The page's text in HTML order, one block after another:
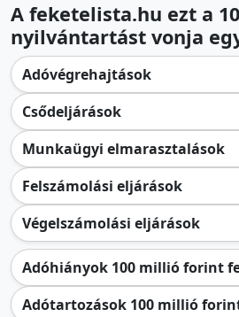
A feketelista.hu ezt a
nyilvántartást vonja
Adóvégrehajtások
Csődeljárások
Munkaügyi elmarasztalások
Felszámolási eljárások
Végelszámolási eljárások
Adóhiányok 100 millió forint
Adótartozások 100 millió